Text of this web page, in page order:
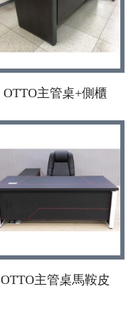
OTTO主管桌+側櫃
OTTO主管桌馬鞍皮